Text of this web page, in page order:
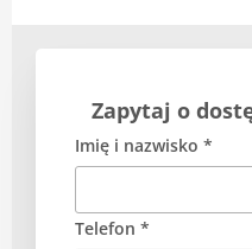
Zapytaj o
Imię i nazwisko *
Telefon *